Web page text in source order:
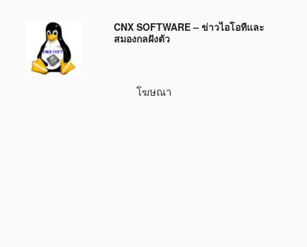
บทความ
CNX SOFTWARE – ข่าวไอโอทีและ
สมองกลฝังตัว
โฆษณา